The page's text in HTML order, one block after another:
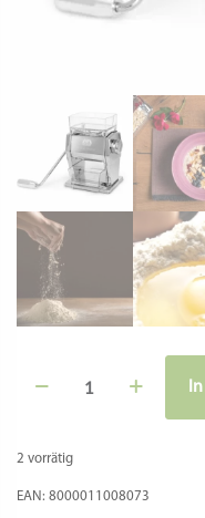
2 vorrätig
Getreidequetsche
Mulino
Getreideflocken,
EAN: 8000011008073